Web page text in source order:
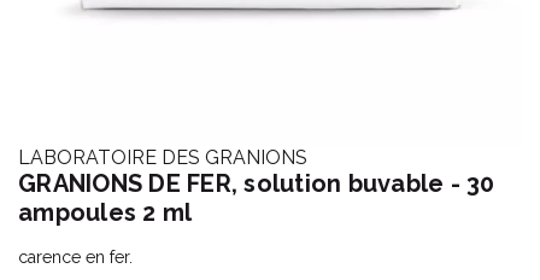
LABORATOIRE DES GRANIONS
GRANIONS DE FER, solution buvable - 30
ampoules 2 ml
carence en fer.